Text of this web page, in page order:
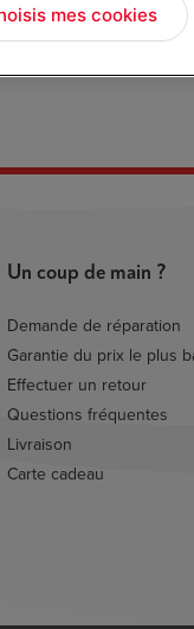
Un coup de main ?
Demande de réparation
Garantie du prix le plus
Effectuer un retour
Questions fréquentes
Livraison
Carte cadeau
mes cookies